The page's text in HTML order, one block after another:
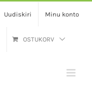
Uudiskiri Minu konto
OSTUKORV